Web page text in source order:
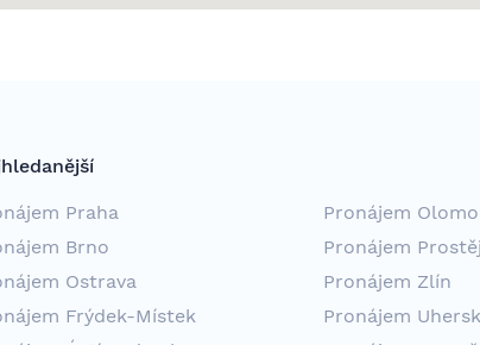
Praha
Brno
Ostrava
Frýdek-Místek
Pronájem
Pronájem
Pronájem Zlín
Pronájem